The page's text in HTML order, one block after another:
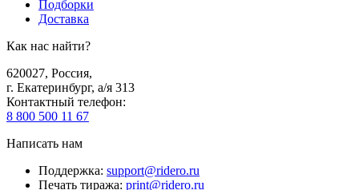
Подборки
Доставка
Как нас найти?
620027, Россия,
г. Екатеринбург, а/я 313
Контактный телефон:
8 800 500 11 67
Написать нам
Поддержка: support@ridero.ru
Печать тиража: print@ridero.ru